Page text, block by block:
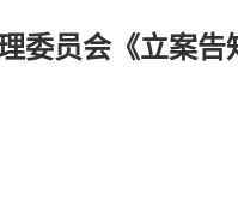
委员会《立案告